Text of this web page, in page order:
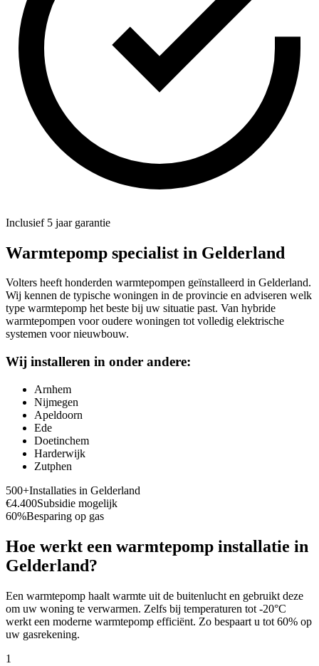
Inclusief 5 jaar garantie
Warmtepomp specialist in Gelderland
Volters heeft honderden warmtepompen geïnstalleerd in Gelderland.
Wij kennen de typische woningen in de provincie en adviseren welk
type warmtepomp het beste bij uw situatie past. Van hybride
warmtepompen voor oudere woningen tot volledig elektrische
systemen voor nieuwbouw.
Wij installeren in onder andere:
Arnhem
Nijmegen
Apeldoorn
Ede
Doetinchem
Harderwijk
Zutphen
500+Installaties in Gelderland
€4.400Subsidie mogelijk
60%Besparing op gas
Hoe werkt een warmtepomp installatie in
Gelderland?
Een warmtepomp haalt warmte uit de buitenlucht en gebruikt deze
om uw woning te verwarmen. Zelfs bij temperaturen tot -20°C
werkt een moderne warmtepomp efficiënt. Zo bespaart u tot 60% op
uw gasrekening.
1